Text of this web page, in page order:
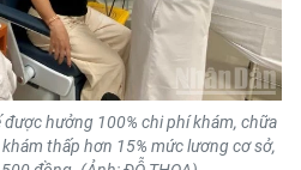
hưởng 100% chi phí khám, chữa
thấp hơn 15% mức lương cơ sở,